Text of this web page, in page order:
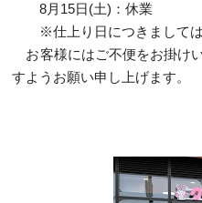
8月15日(土)：休業
※仕上り日につきましては
お客様にはご不便をお掛け
すようお願い申し上げます。